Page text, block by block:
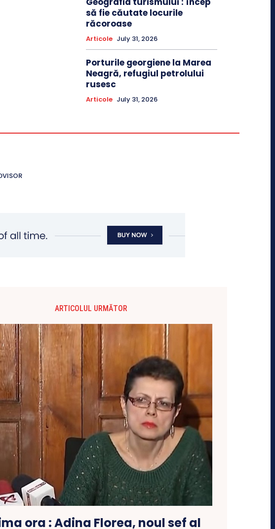
să fie căutate locurile
răcoroase
Articole July 31, 2026
Porturile georgiene la Marea
Neagră, refugiul petrolului
rusesc
Articole July 31, 2026
ARTICOLUL URMĂTOR
ora : Adina Florea, noul sef al